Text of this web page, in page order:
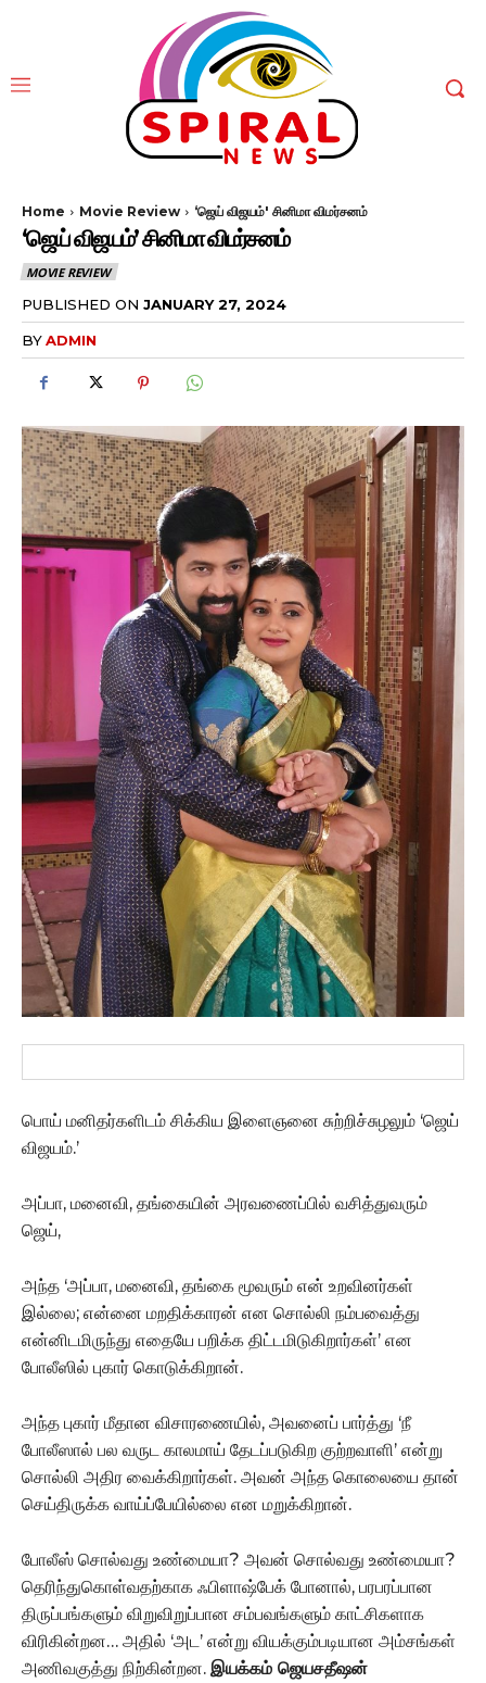
Home Movie Review ‘ஜெய் விஜயம்' சினிமா விமர்சனம்
‘ஜெய் விஜயம்’ சினிமா விமர்சனம்
MOVIE REVIEW
PUBLISHED ON JANUARY 27, 2024
BYADMIN
பொய் மனிதர்களிடம் சிக்கிய இளைஞனை சுற்றிச்சுழலும் ‘ஜெய்
விஜயம்.’
அப்பா, மனைவி, தங்கையின் அரவணைப்பில் வசித்துவரும்
ஜெய்,
அந்த ‘அப்பா, மனைவி, தங்கை மூவரும் என் உறவினர்கள்
இல்லை; என்னை மறதிக்காரன் என சொல்லி நம்பவைத்து
என்னிடமிருந்து எதையே பறிக்க திட்டமிடுகிறார்கள்’ என
போலீஸில் புகார் கொடுக்கிறான்.
அந்த புகார் மீதான விசாரணையில், அவனைப் பார்த்து ‘நீ
போலீஸால் பல வருட காலமாய் தேடப்படுகிற குற்றவாளி’ என்று
சொல்லி அதிர வைக்கிறார்கள். அவன் அந்த கொலையை தான்
செய்திருக்க வாய்ப்பேயில்லை என மறுக்கிறான்.
போலீஸ் சொல்வது உண்மையா? அவன் சொல்வது உண்மையா?
தெரிந்துகொள்வதற்காக ஃபிளாஷ்பேக் போனால், பரபரப்பான
திருப்பங்களும் விறுவிறுப்பான சம்பவங்களும் காட்சிகளாக
விரிகின்றன… அதில் ‘அட’ என்று வியக்கும்படியான அம்சங்கள்
அணிவகுத்து நிற்கின்றன. இயக்கம் ஜெயசதீஷன்